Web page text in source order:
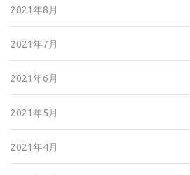
2021年8月
2021年7月
2021年6月
2021年5月
2021年4月